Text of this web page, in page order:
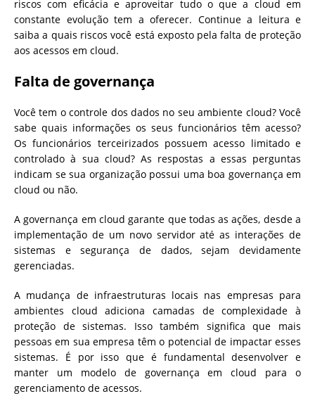
riscos com eficácia e aproveitar tudo o que a cloud em
constante evolução tem a oferecer. Continue a leitura e
saiba a quais riscos você está exposto pela falta de proteção
aos acessos em cloud.
Falta de governança
Você tem o controle dos dados no seu ambiente cloud? Você
sabe quais informações os seus funcionários têm acesso?
Os funcionários terceirizados possuem acesso limitado e
controlado à sua cloud? As respostas a essas perguntas
indicam se sua organização possui uma boa governança em
cloud ou não.
A governança em cloud garante que todas as ações, desde a
implementação de um novo servidor até as interações de
sistemas e segurança de dados, sejam devidamente
gerenciadas.
A mudança de infraestruturas locais nas empresas para
ambientes cloud adiciona camadas de complexidade à
proteção de sistemas. Isso também significa que mais
pessoas em sua empresa têm o potencial de impactar esses
sistemas. É por isso que é fundamental desenvolver e
manter um modelo de governança em cloud para o
gerenciamento de acessos.